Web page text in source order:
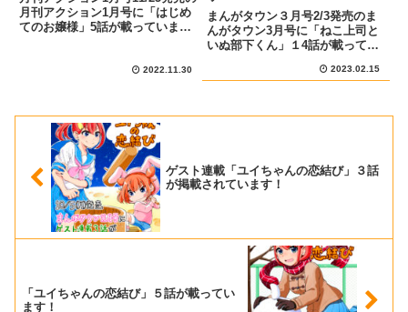
月刊アクション1月号に「はじめ
てのお嬢様」5話が載っていま
(おじょう)、掃除を手伝ったり一
2022.11.30
まんがタウン３月号2/3発売のま
んがタウン3月号に「ねこ上司と
いぬ部下くん」１4話が載ってい
古さんをデートに誘う計画を立て
果たして成功できるのか！ぜひ...
2023.02.15
ゲスト連載「ユイちゃんの恋結び」３話
が掲載されています！
「ユイちゃんの恋結び」５話が載ってい
ます！